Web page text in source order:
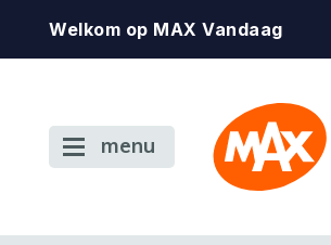
Welkom op MAX Vandaag
menu